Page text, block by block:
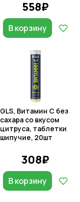
558₽
В корзину
GLS, Витамин С без
сахара со вкусом
цитруса, таблетки
шипучие, 20шт
308₽
В корзину